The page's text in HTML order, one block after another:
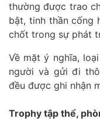
thường được trao
bật, tinh thần cống
chốt trong sự phát
Về mặt ý nghĩa,
người và gửi đi
đều được ghi nhận
Trophy tập thể,